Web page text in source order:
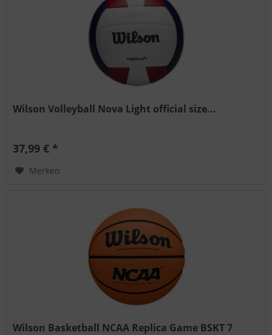
Wilson Volleyball Nova Light official size...
37,99 € *
Merken
Wilson Basketball NCAA Replica Game BSKT 7